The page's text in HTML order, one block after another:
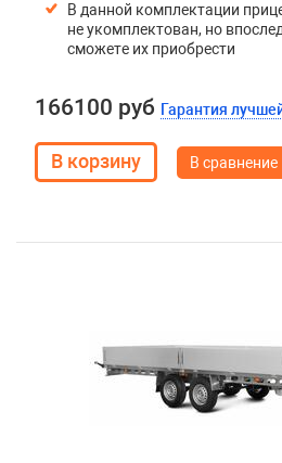
В данной комплектации
не укомплектован, но
сможете их приобрести
166100 руб Гарантия
В сравнение